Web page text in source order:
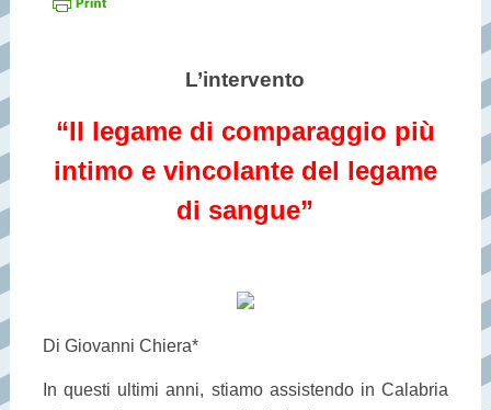
L’intervento
“Il legame di comparaggio più
intimo e vincolante del legame
di sangue”
Di Giovanni Chiera*
In questi ultimi anni, stiamo assistendo in Calabria